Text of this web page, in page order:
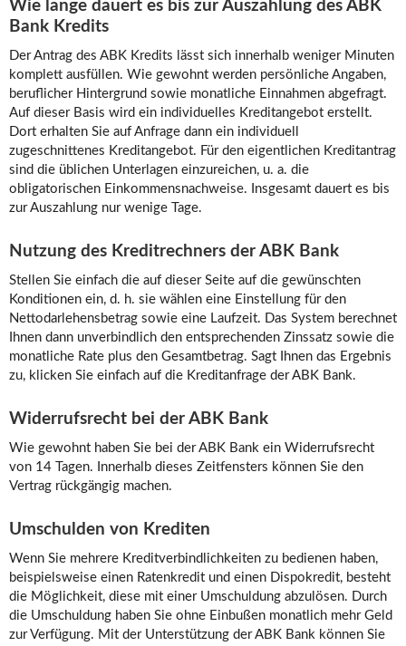
Wie lange dauert es bis zur Auszahlung des ABK
Bank Kredits
Der Antrag des ABK Kredits lässt sich innerhalb weniger Minuten
komplett ausfüllen. Wie gewohnt werden persönliche Angaben,
beruflicher Hintergrund sowie monatliche Einnahmen abgefragt.
Auf dieser Basis wird ein individuelles Kreditangebot erstellt.
Dort erhalten Sie auf Anfrage dann ein individuell
zugeschnittenes Kreditangebot. Für den eigentlichen Kreditantrag
sind die üblichen Unterlagen einzureichen, u. a. die
obligatorischen Einkommensnachweise. Insgesamt dauert es bis
zur Auszahlung nur wenige Tage.
Nutzung des Kreditrechners der ABK Bank
Stellen Sie einfach die auf dieser Seite auf die gewünschten
Konditionen ein, d. h. sie wählen eine Einstellung für den
Nettodarlehensbetrag sowie eine Laufzeit. Das System berechnet
Ihnen dann unverbindlich den entsprechenden Zinssatz sowie die
monatliche Rate plus den Gesamtbetrag. Sagt Ihnen das Ergebnis
zu, klicken Sie einfach auf die Kreditanfrage der ABK Bank.
Widerrufsrecht bei der ABK Bank
Wie gewohnt haben Sie bei der ABK Bank ein Widerrufsrecht
von 14 Tagen. Innerhalb dieses Zeitfensters können Sie den
Vertrag rückgängig machen.
Umschulden von Krediten
Wenn Sie mehrere Kreditverbindlichkeiten zu bedienen haben,
beispielsweise einen Ratenkredit und einen Dispokredit, besteht
die Möglichkeit, diese mit einer Umschuldung abzulösen. Durch
die Umschuldung haben Sie ohne Einbußen monatlich mehr Geld
zur Verfügung. Mit der Unterstützung der ABK Bank können Sie